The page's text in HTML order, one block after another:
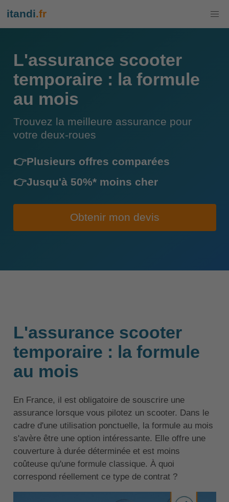
itandi.fr
L'assurance scooter
temporaire : la formule
au mois
Trouvez la meilleure assurance pour
votre deux-roues
👉Plusieurs offres comparées
👉Jusqu'à 50%* moins cher
Obtenir mon devis
L'assurance scooter
temporaire : la formule
au mois
En France, il est obligatoire de souscrire une
assurance lorsque vous pilotez un scooter. Dans le
cadre d'une utilisation ponctuelle, la formule au mois
s'avère être une option intéressante. Elle offre une
couverture à durée déterminée et est moins
coûteuse qu'une formule classique. À quoi
correspond réellement ce type de contrat ?